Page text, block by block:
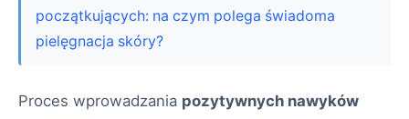
początkujących: na czym polega świadoma
pielęgnacja skóry?
Proces wprowadzania pozytywnych nawyków